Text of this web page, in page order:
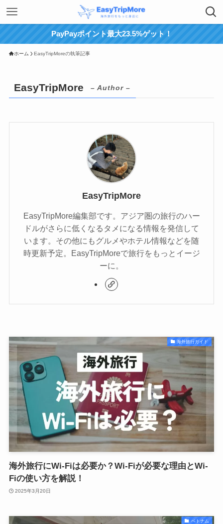
PayPayポイント最大23.5%ゲット！
ホーム EasyTripMoreの執筆記事
EasyTripMore – Author –
EasyTripMore
EasyTripMore編集部です。アジア圏の旅行のハー
ドルがさらに低くなるタメになる情報を発信して
います。その他にもグルメやホテル情報などを随
時更新予定。EasyTripMoreで旅行をもっとイージ
ーに。
海外旅行ガイド
海外旅行にWi-Fiは必要か？Wi-Fiが必要な理由とWi-
Fiの使い方を解説！
2025年3月20日
ベトナム